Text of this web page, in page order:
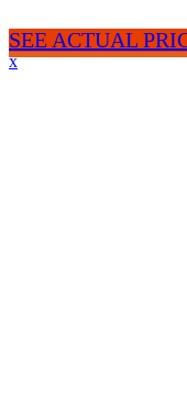
SEE ACTUAL
x